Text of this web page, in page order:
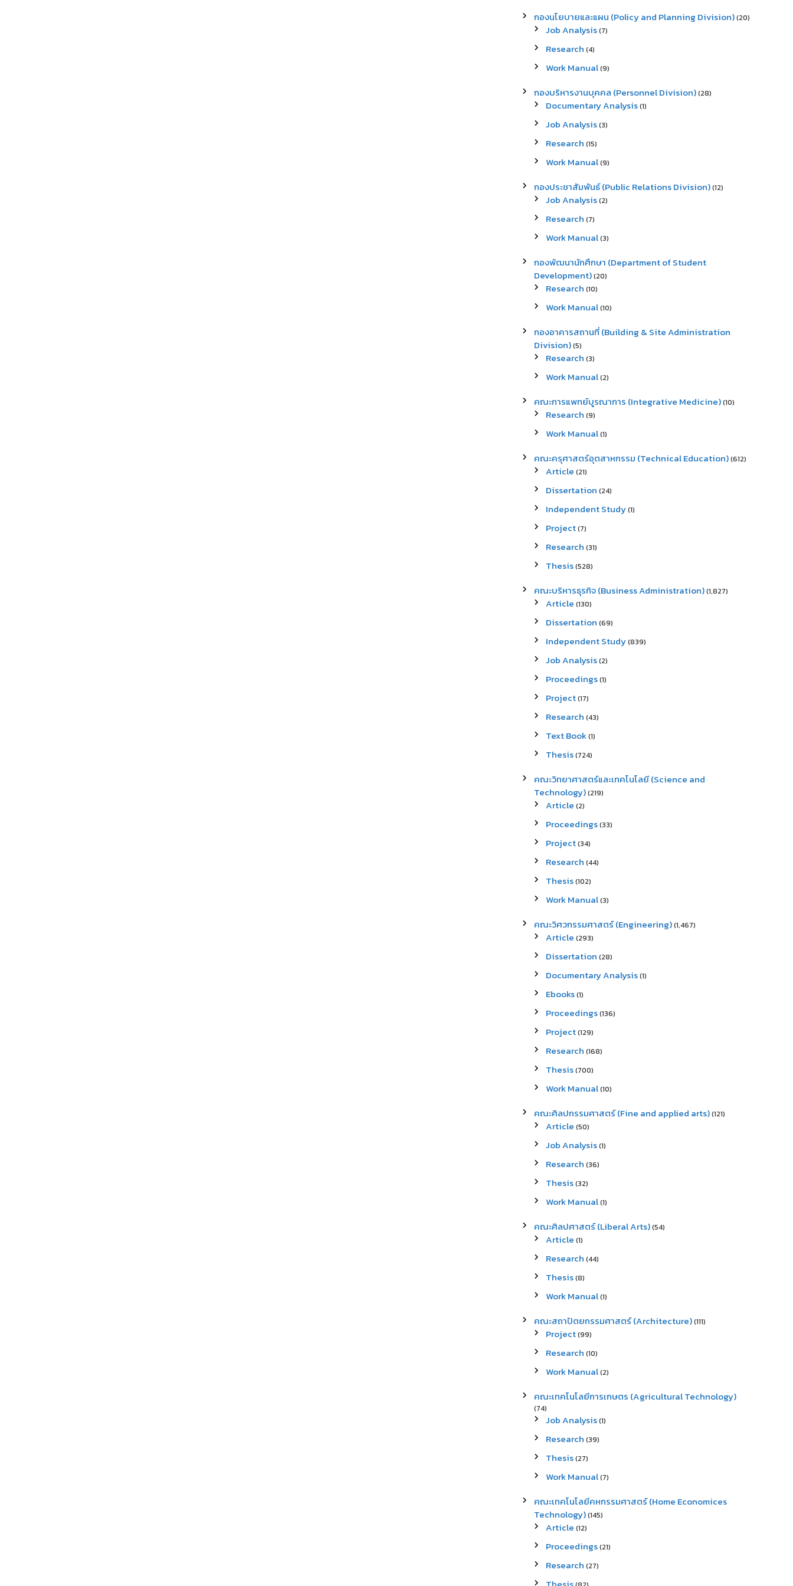
กองนโยบายและแผน (Policy and Planning Division)(20)
Job Analysis(7)
Research (4)
Work Manual(9)
กองบริหารงานบุคคล (Personnel Division)(28)
Documentary Analysis(1)
Job Analysis(3)
Research (15)
Work Manual(9)
กองประชาสัมพันธ์ (Public Relations Division)(12)
Job Analysis(2)
Research (7)
Work Manual(3)
กองพัฒนานักศึกษา (Department of Student
Development)(20)
Research (10)
Work Manual(10)
กองอาคารสถานที่ (Building & Site Administration
Division)(5)
Research (3)
Work Manual(2)
คณะการแพทย์บูรณาการ (Integrative Medicine)(10)
Research (9)
Work Manual(1)
คณะครุศาสตร์อุตสาหกรรม (Technical Education)(612)
Article (21)
Dissertation (24)
Independent Study(1)
Project(7)
Research (31)
Thesis(528)
คณะบริหารธุรกิจ (Business Administration)(1,827)
Article (130)
Dissertation (69)
Independent Study(839)
Job Analysis(2)
Proceedings(1)
Project(17)
Research (43)
Text Book(1)
Thesis(724)
คณะวิทยาศาสตร์และเทคโนโลยี (Science and
Technology)(219)
Article (2)
Proceedings(33)
Project(34)
Research (44)
Thesis(102)
Work Manual(3)
คณะวิศวกรรมศาสตร์ (Engineering)(1,467)
Article (293)
Dissertation (28)
Documentary Analysis(1)
Ebooks(1)
Proceedings(136)
Project(129)
Research (168)
Thesis(700)
Work Manual(10)
คณะศิลปกรรมศาสตร์ (Fine and applied arts)(121)
Article (50)
Job Analysis(1)
Research (36)
Thesis(32)
Work Manual(1)
คณะศิลปศาสตร์ (Liberal Arts)(54)
Article (1)
Research (44)
Thesis(8)
Work Manual(1)
คณะสถาปัตยกรรมศาสตร์ (Architecture)(111)
Project(99)
Research (10)
Work Manual(2)
คณะเทคโนโลยีการเกษตร (Agricultural Technology)
(74)
Job Analysis(1)
Research (39)
Thesis(27)
Work Manual(7)
คณะเทคโนโลยีคหกรรมศาสตร์ (Home Economices
Technology)(145)
Article (12)
Proceedings(21)
Research (27)